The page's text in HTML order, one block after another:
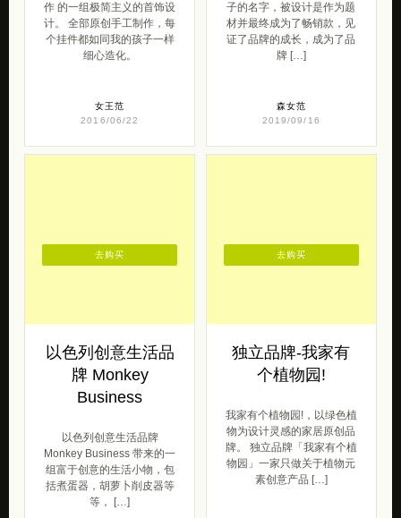
作 的一组极简主义的首饰设
计。 全部原创手工制作，每
个挂件都如同我的孩子一样
细心造化。
女王范
2016/06/22
子的名字，被设计是作为题
材并最终成为了畅销款，见
证了品牌的成长，成为了品
牌 […]
森女范
2019/09/16
以色列创意生活品
牌 Monkey
Business
以色列创意生活品牌
Monkey Business 带来的一
组富于创意的生活小物，包
括煮蛋器，胡萝卜削皮器等
等， […]
去购买
独立品牌-我家有
个植物园!
我家有个植物园!，以绿色植
物为设计灵感的家居原创品
牌。 独立品牌「我家有个植
物园」一家只做关于植物元
素创意产品 […]
去购买